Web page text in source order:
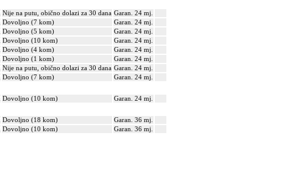
Nije na putu, obično dolazi za 30 dana Garan. 24 mj.
Dovoljno (7 kom)
Garan. 24 mj.
Dovoljno (5 kom)
Garan. 24 mj.
Dovoljno (10 kom)
Garan. 24 mj.
Dovoljno (4 kom)
Garan. 24 mj.
Dovoljno (1 kom)
Garan. 24 mj.
Nije na putu, obično dolazi za 30 dana Garan. 24 mj.
Dovoljno (7 kom)
Garan. 24 mj.
Dovoljno (10 kom)
Garan. 24 mj.
Dovoljno (18 kom)
Garan. 36 mj.
Dovoljno (10 kom)
Garan. 36 mj.